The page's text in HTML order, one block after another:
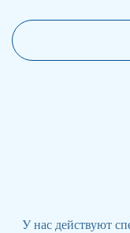
У нас действуют